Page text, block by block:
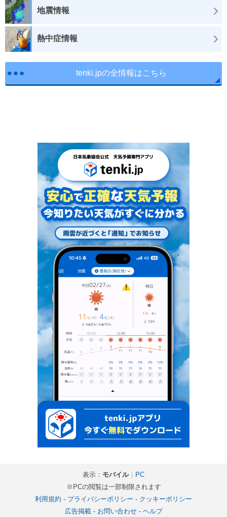
地震情報
熱中症情報
tenki.jpの全情報はこちら
表示： モバイル｜ PC
※PCの閲覧は一部制限されます
利用規約 - プライバシーポリシー - クッキーポリシー
広告掲載- お問い合わせ- ヘルプ